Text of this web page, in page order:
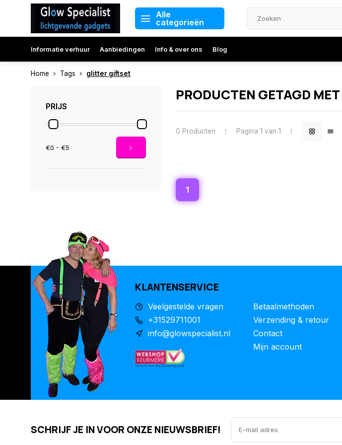
Alle
categorieën
Informatie verhuur Aanbiedingen Info & over ons Blog
Home Tags glitter giftset
PRIJS
€0 - €5
PRODUCTEN GETAGD
0 Producten Pagina 1 van 1
1
KLANTENSERVICE
Veelgestelde vragen
+31529711001
info@glowspecialist.nl
Betaalmethoden
Verzending & retour
Contact
Mijn account
SCHRIJF JE IN VOOR ONZE NIEUWSBRIEF!